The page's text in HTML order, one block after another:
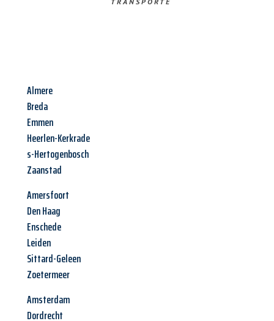
Almere
Breda
Emmen
Heerlen-Kerkrade
s-Hertogenbosch
Zaanstad
Amersfoort
Den Haag
Enschede
Leiden
Sittard-Geleen
Zoetermeer
Amsterdam
Dordrecht